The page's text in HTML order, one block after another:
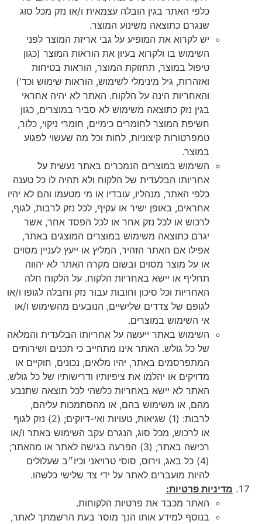
כלפי האתר בגין הובלה עצמאית ו/או נזק מכל סוג
שנגרם כתוצאה משינוע המוצר.
יש לקרוא את המופיע על גבי אריזת המוצר לפני
השימוש בו ולקרוא בעיון את הוראות המוצר (כגון
טיפול במוצר, תחזוקת המוצר, הוראות בטיחות
ואזהרות, גיל מינימלי לשימוש, הוראות שימוש וכד')
והאחריות הינה על הלקוח. האתר לא יהיה אחראי
בגין נזק כתוצאה משימוש לא סביר במוצרים, כגון
חשיפת המוצר לחומרים כימיים, חומרי ניקוי, כלור,
טמפרטורות קיצוניות, לחות וכל מה שעשוי לפגוע
במוצר.
השימוש במוצרים הנמכרים באתר נעשית על
אחריותו הבלעדית של הלקוח ולא תהיה לו כל טענה
כלפי האתר, מנהליו, עובדיו או מי מטעמו והם לא יהיו
אחראים, באופן ישיר או עקיף, לכל נזק לרבות, לגוף,
לרכוש או לכל נזק אחר או לכל הפסד אחר, אשר
יגרם כתוצאה משימוש במוצרים המוצגים באתר,
אפילו אם האתר הזהיר, המליץ או ייעץ לעניין מסוים
או על מוצר מסוים ובשום מקרה האתר לא יהווה
תחליף או יישא באחריות הלקוח. על הלקוח חלה
האחריות וכל סיכון וחובות עבור נזק וחבלה לגופו ו/או
לגופם של צדדים שלישיים, הנובעים מהשימוש ו/או
אי השימוש במוצרים.
השימוש באתר ייעשה על אחריותו הבלעדית והמלאה
של כל גולש. האתר אינו מתחייב כי תכנים ושירותים
המתפרסמים באתר, יהיו מלאים, נכונים, חוקיים או
מדויקים או יהלמו את ציפיותיו ודרישותיו של כל גולש.
האתר לא יישא באחריות כלשהי לכל תוצאה שתנבע
מהם, או משימוש בהם, או מהסתמכות עליהם,
לרבות: (1) שגיאות, טעויות ואי-דיוקים; (2) נזק לגוף
או לרכוש, מכל סוג, הנגרם עקב השימוש באתר ו/או
רכישה באתר; (3) הפרעה בגישה לאתר או מהאתר;
(4) כל באג, וירוס, סוסי טרויאני וכיו״ב שעלולים
להיות מועברים לאתר על ידי צד שלישי כלשהו.
מדיניות פרטיות:
האתר מכבד את פרטיות הלקוחות.
בנוסף למידע אותו הנך מוסר בעת הרשמתך לאתר,